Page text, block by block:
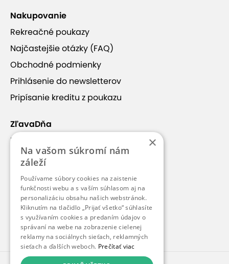
detský kútik
vlastné parkovanie
pet friendly v blízkosti svahu
dostupnosť bez auta
bezplatné parkovanie
2 prístelky
Nakupovanie
Rekreačné poukazy
Najčastejšie otázky (FAQ)
Obchodné podmienky
Prihlásenie do newsletterov
Pripísanie kreditu z poukazu
ZľavaDňa
Náš príbeh
Kontakt
Kariéra
Blog
Pre médiá
Pre partnerov
×
Na vašom súkromí nám
záleží
Používame súbory cookies na zaistenie
funkčnosti webu a s vaším súhlasom aj na
personalizáciu obsahu našich webstránok.
Kliknutím na tlačidlo „Prijať všetko“ súhlasíte
s využívaním cookies a predaním údajov o
správaní na webe na zobrazenie cielenej
reklamy na sociálnych sieťach, reklamných
sieťach a ďalších weboch. Prečítať viac